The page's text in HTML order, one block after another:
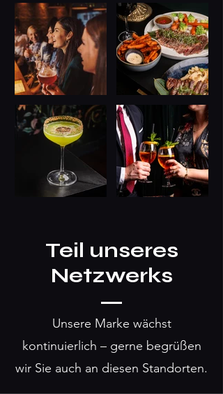
Teil unseres
Netzwerks
Unsere Marke wächst
kontinuierlich – gerne begrüßen
wir Sie auch an diesen Standorten.